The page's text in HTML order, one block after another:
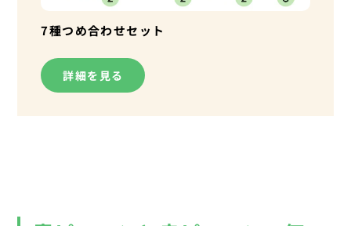
7種つめ合わせセット
詳細を見る